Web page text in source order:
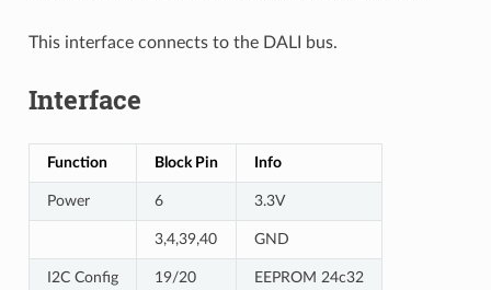
This interface connects to the DALI bus.
Interface
Function Block Pin Info
Power 6 3.3V
3,4,39,40 GND
I2C Config 19/20 EEPROM 24c32